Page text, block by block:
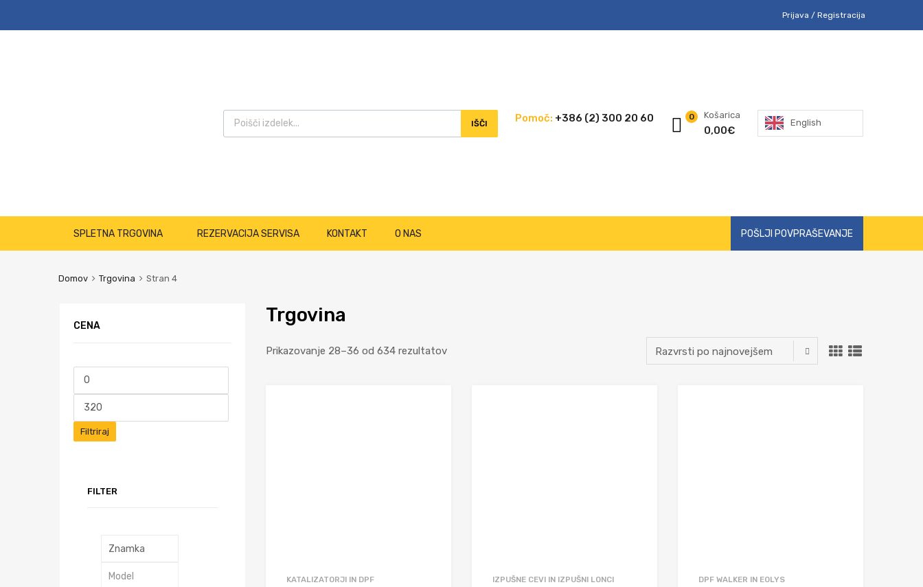
Prijava / Registracija
IŠČI Pomoč: +386 (2) 300 20 60 Košarica
0,00€
0
English
SPLETNA TRGOVINA REZERVACIJA SERVISA KONTAKT O NAS POŠLJI POVPRAŠEVANJE
Domov Trgovina Stran 4
Trgovina
Prikazovanje 28–36 od 634 rezultatov
KATALIZATORJI IN DPF IZPUŠNE CEVI IN IZPUŠNI LONCI DPF WALKER IN EOLYS
CENA
Filtriraj
FILTER